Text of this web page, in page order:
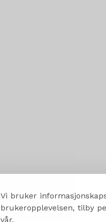
Vi bruker
brukeropplevelsen, tilby
vår.